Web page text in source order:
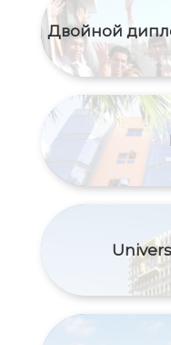
Двойной